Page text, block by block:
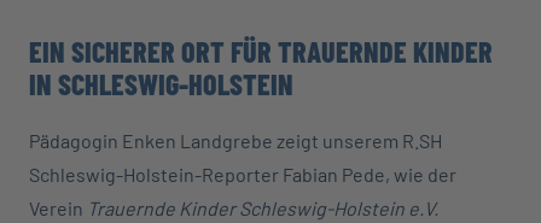
EIN SICHERER ORT FÜR TRAUERNDE KINDER
IN SCHLESWIG-HOLSTEIN
Pädagogin Enken Landgrebe zeigt unserem R.SH
Schleswig-Holstein-Reporter Fabian Pede, wie der
Verein Trauernde Kinder Schleswig-Holstein e.V.